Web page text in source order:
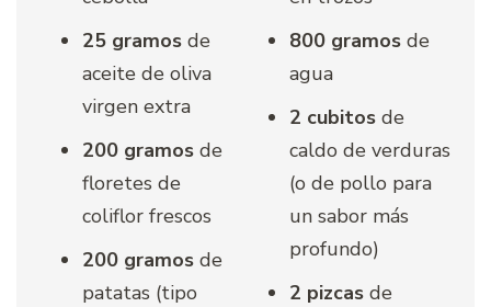
25 gramos de
aceite de oliva
virgen extra
200 gramos de
floretes de
coliflor frescos
200 gramos de
patatas (tipo
800 gramos de
agua
2 cubitos de
caldo de verduras
(o de pollo para
un sabor más
profundo)
2 pizcas de